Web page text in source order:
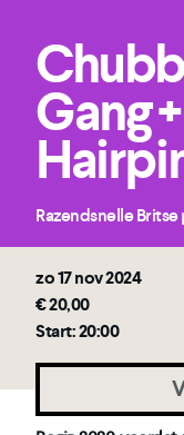
Gang
Razendsnelle
zo 17 nov 2024
€ 20,00
Start: 20:00